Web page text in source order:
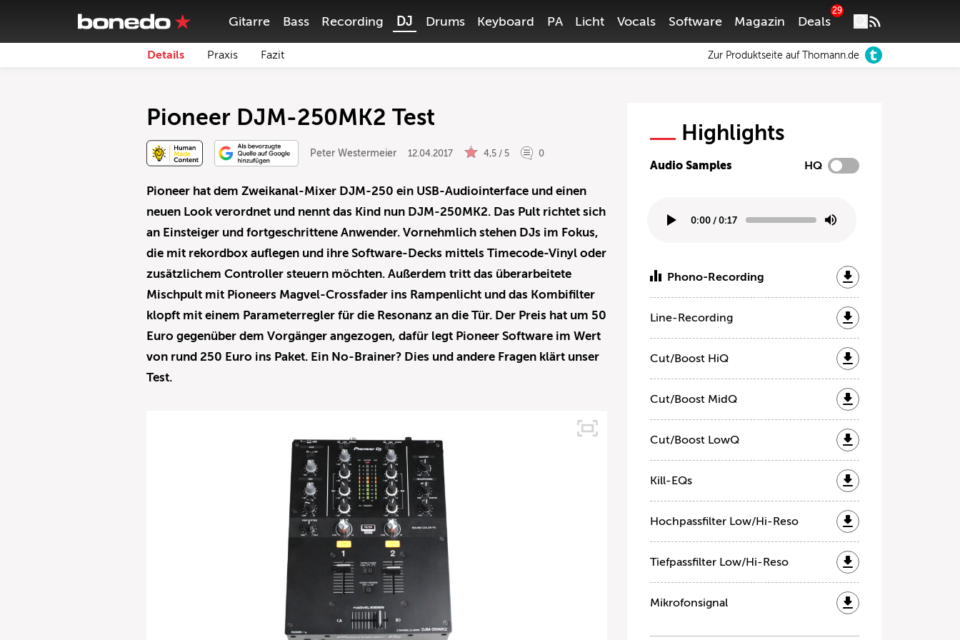
Gitarre Bass Recording DJ Drums Keyboard PA Licht Vocals Software Magazin Deals
29
Details Praxis Fazit Zur Produktseite auf Thomann.de
Pioneer DJM-250MK2 Test
Peter Westermeier 12.04.2017 4,5 / 5 0
Pioneer hat dem Zweikanal-Mixer DJM-250 ein USB-Audiointerface und einen
neuen Look verordnet und nennt das Kind nun DJM-250MK2. Das Pult richtet sich
an Einsteiger und fortgeschrittene Anwender. Vornehmlich stehen DJs im Fokus,
die mit rekordbox auflegen und ihre Software-Decks mittels Timecode-Vinyl oder
zusätzlichem Controller steuern möchten. Außerdem tritt das überarbeitete
Mischpult mit Pioneers Magvel-Crossfader ins Rampenlicht und das Kombifilter
klopft mit einem Parameterregler für die Resonanz an die Tür. Der Preis hat um 50
Euro gegenüber dem Vorgänger angezogen, dafür legt Pioneer Software im Wert
von rund 250 Euro ins Paket. Ein No-Brainer? Dies und andere Fragen klärt unser
Test.
Highlights
Audio Samples HQ
0:00 / 0:17
Phono-Recording
Line-Recording
Cut/Boost HiQ
Cut/Boost MidQ
Cut/Boost LowQ
Kill-EQs
Hochpassfilter Low/Hi-Reso
Tiefpassfilter Low/Hi-Reso
Mikrofonsignal